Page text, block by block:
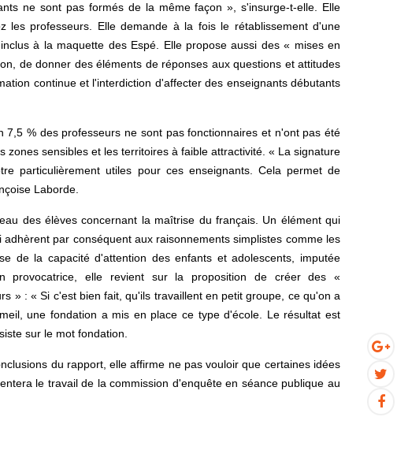
ne sont pas formés de la même façon », s'insurge-t-elle. Elle
les professeurs. Elle demande à la fois le rétablissement d'une
à la maquette des Espé. Elle propose aussi des « mises en
de donner des éléments de réponses aux questions et attitudes
continue et l'interdiction d'affecter des enseignants débutants
% des professeurs ne sont pas fonctionnaires et n'ont pas été
sensibles et les territoires à faible attractivité. « La signature
particulièrement utiles pour ces enseignants. Cela permet de
Laborde.
des élèves concernant la maîtrise du français. Un élément qui
par conséquent aux raisonnements simplistes comme les
de la capacité d'attention des enfants et adolescents, imputée
provocatrice, elle revient sur la proposition de créer des «
» : « Si c'est bien fait, qu'ils travaillent en petit groupe, ce qu'on a
une fondation a mis en place ce type d'école. Le résultat est
sur le mot fondation.
du rapport, elle affirme ne pas vouloir que certaines idées
le travail de la commission d'enquête en séance publique au